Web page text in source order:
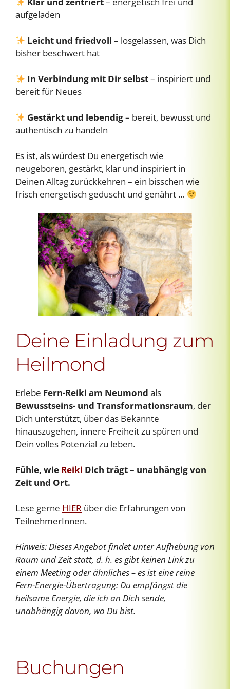
aufgeladen
Leicht und friedvoll – losgelassen, was Dich
bisher beschwert hat
In Verbindung mit Dir selbst– inspiriert und
bereit für Neues
Gestärkt und lebendig– bereit, bewusst und
authentisch zu handeln
Es ist, als würdest Du energetisch wie
neugeboren, gestärkt, klar und inspiriert in
Deinen Alltag zurückkehren – ein bisschen wie
frisch energetisch geduscht und genährt …
Deine Einladung zum
Heilmond
Erlebe Fern-Reiki am Neumond als
Bewusstseins- und Transformationsraum, der
Dich unterstützt, über das Bekannte
hinauszugehen, innere Freiheit zu spüren und
Dein volles Potenzial zu leben.
Fühle, wie Reiki Dich trägt – unabhängig von
Zeit und Ort.
Lese gerne HIER über die Erfahrungen von
TeilnehmerInnen.
Hinweis: Dieses Angebot findet unter Aufhebung von
Raum und Zeit statt, d. h. es gibt keinen Link zu
einem Meeting oder ähnliches – es ist eine reine
Fern-Energie-Übertragung: Du empfängst die
heilsame Energie, die ich an Dich sende,
unabhängig davon, wo Du bist.
Buchungen